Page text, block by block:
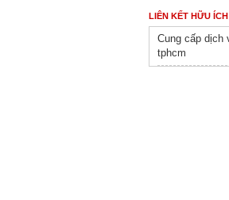
LIÊN KẾT HỮU ÍCH
Cung cấp dịch
tphcm